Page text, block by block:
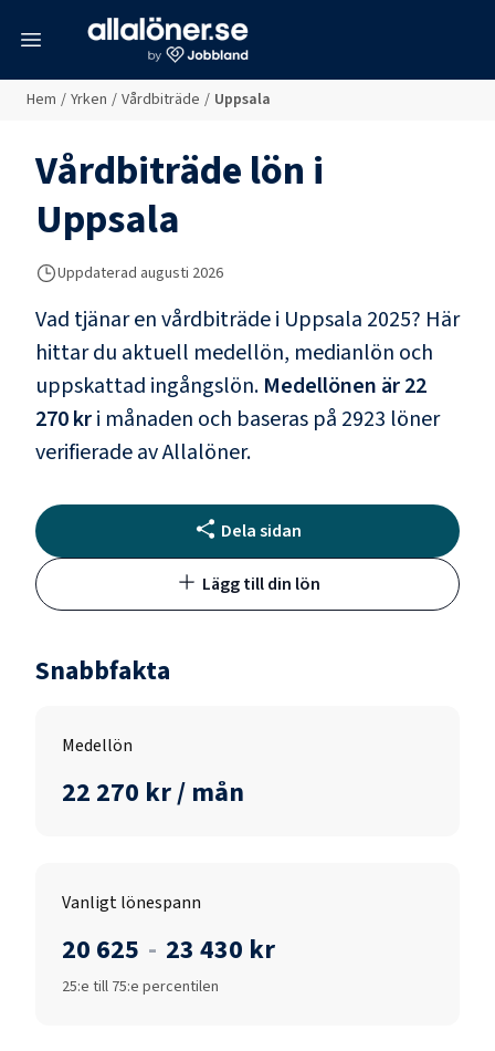
Hem / Yrken / Vårdbiträde / Uppsala
Vårdbiträdelön i
Uppsala
Uppdaterad augusti 2026
Vad tjänar envårdbiträdei Uppsala 2025? Här
hittar du aktuell medellön, medianlön och
uppskattad ingångslön. Medellönen är22
270 kri månaden och baseras på 2923 löner
verifierade av Allalöner.
Dela sidan
Lägg till din lön
Snabbfakta
Medellön
22 270 kr / mån
Vanligt lönespann
20 625 - 23 430 kr
25:e till 75:e percentilen